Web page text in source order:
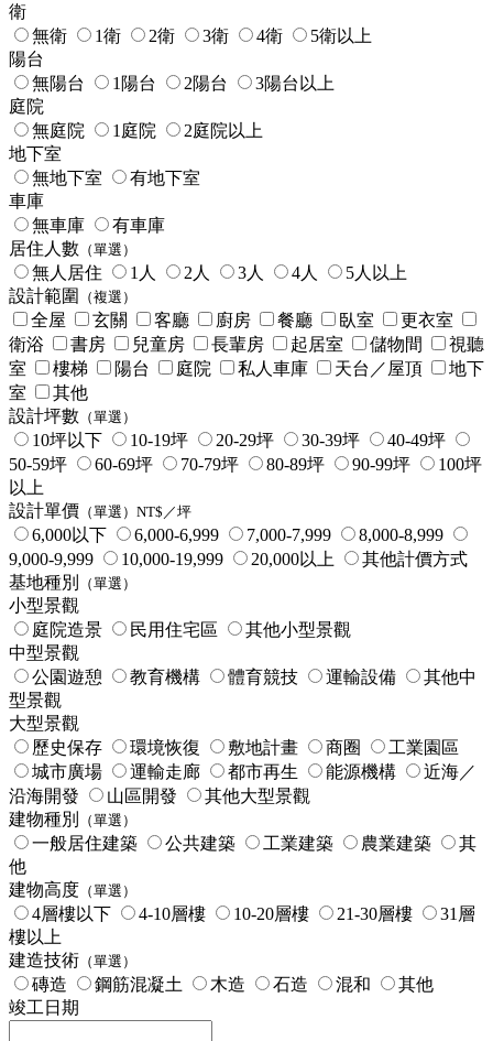
衛
無衛
1衛 2衛 3衛 4衛
5衛以上
陽台
無陽台
1陽台 2陽台
3陽台以上
庭院
無庭院
1庭院
2庭院以上
地下室
無地下室
有地下室
車庫
無車庫
有車庫
居住人數 （單選）
無人居住 1人 2人 3人 4人
5人以上
設計範圍
（複選）
全屋 玄關 客廳 廚房 餐廳 臥室
更衣室
衛浴
書房 兒童房 長輩房 起居室 儲物間
視聽
室
樓梯 陽台 庭院 私人車庫 天台／屋頂
地下
室
其他
設計坪數 （單選）
10坪以下 10-19坪 20-29坪 30-39坪
40-49坪
50-59坪
60-69坪 70-79坪 80-89坪 90-99坪
100坪
以上
設計單價 （單選）NT$／坪
6,000以下 6,000-6,999 7,000-7,999
8,000-8,999
9,000-9,999
10,000-19,999 20,000以上
其他計價方式
基地種別
（單選）
小型景觀
庭院造景
民用住宅區
其他小型景觀
中型景觀
公園遊憩
教育機構 體育競技 運輸設備
其他中
型景觀
大型景觀
歷史保存
環境恢復 敷地計畫 商圈
工業園區
城市廣場
運輸走廊 都市再生 能源機構
近海／
沿海開發
山區開發
其他大型景觀
建物種別
（單選）
一般居住建築 公共建築 工業建築 農業建築
其
他
建物高度 （單選）
4層樓以下 4-10層樓 10-20層樓 21-30層樓
31層
樓以上
建造技術 （單選）
磚造 鋼筋混凝土 木造 石造 混和
其他
竣工日期